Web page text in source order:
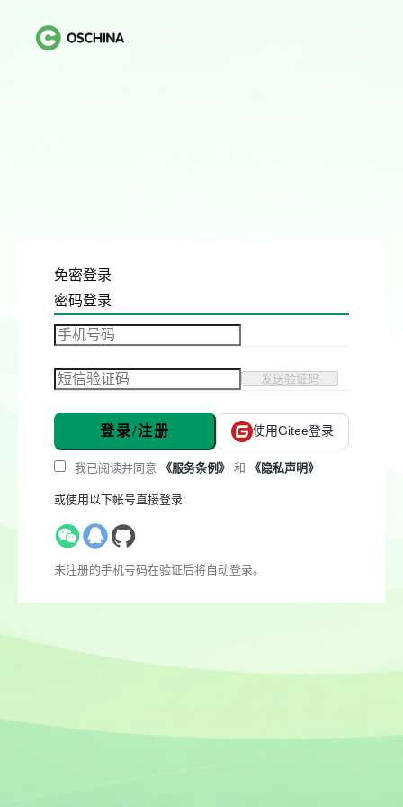
免密登录
密码登录
发送验证码
登录/注册 使用Gitee登录
我已阅读并同意 《服务条例》 和 《隐私声明》
或使用以下帐号直接登录:
未注册的手机号码在验证后将自动登录。